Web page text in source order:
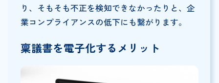
り、そもそも不正を検知できなかったりと、企
業コンプライアンスの低下にも繋がります。
稟議書を電子化するメリット